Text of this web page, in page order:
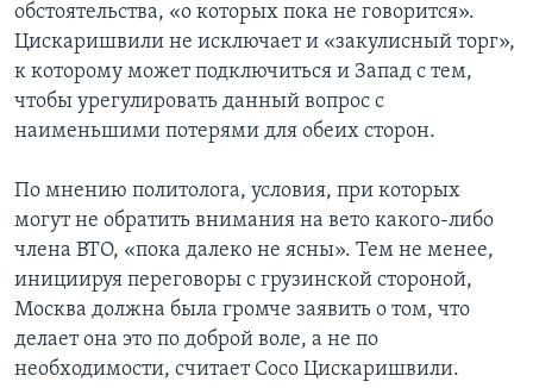
обстоятельства, «о которых пока не говорится».
Цискаришвили не исключает и «закулисный торг»,
к которому может подключиться и Запад с тем,
чтобы урегулировать данный вопрос с
наименьшими потерями для обеих сторон.
По мнению политолога, условия, при которых
могут не обратить внимания на вето какого-либо
члена ВТО, «пока далеко не ясны». Тем не менее,
инициируя переговоры с грузинской стороной,
Москва должна была громче заявить о том, что
делает она это по доброй воле, а не по
необходимости, считает Сосо Цискаришвили.